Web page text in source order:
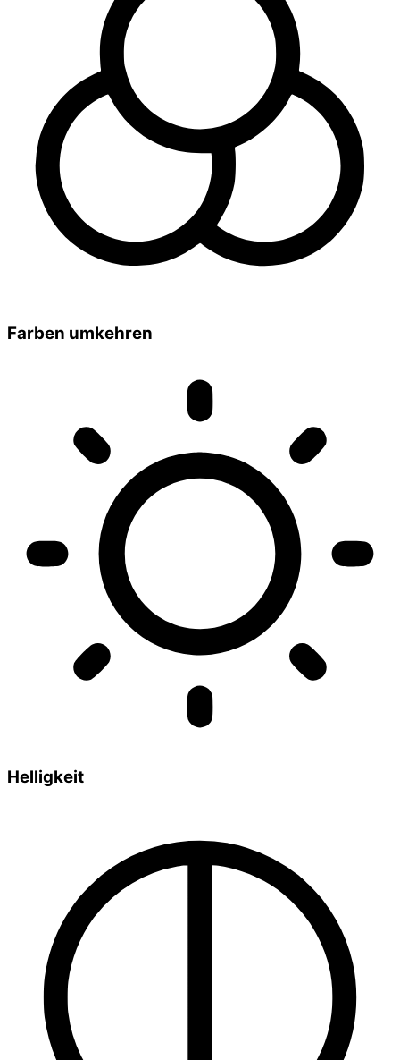
Farben umkehren
Helligkeit